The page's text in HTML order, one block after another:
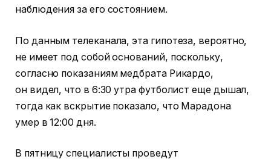
наблюдения за его состоянием.
По данным телеканала, эта гипотеза, вероятно,
не имеет под собой оснований, поскольку,
согласно показаниям медбрата Рикардо,
он видел, что в 6:30 утра футболист еще дышал,
тогда как вскрытие показало, что Марадона
умер в 12:00 дня.
В пятницу специалисты проведут